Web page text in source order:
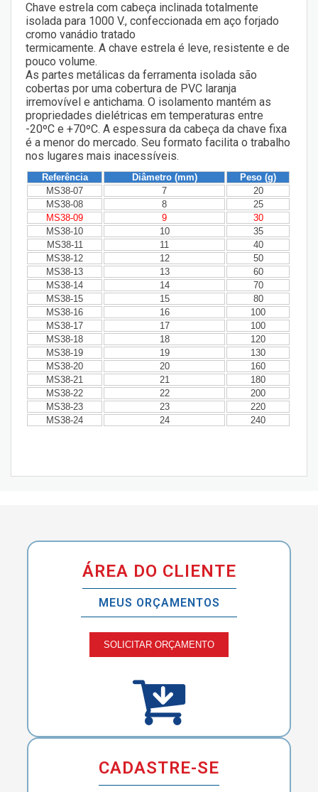
Chave estrela com cabeça inclinada totalmente
isolada para 1000 V., confeccionada em aço forjado
cromo vanádio tratado
termicamente. A chave estrela é leve, resistente e de
pouco volume.
As partes metálicas da ferramenta isolada são
cobertas por uma cobertura de PVC laranja
irremovível e antichama. O isolamento mantém as
propriedades dielétricas em temperaturas entre
-20ºC e +70ºC. A espessura da cabeça da chave fixa
é a menor do mercado. Seu formato facilita o trabalho
nos lugares mais inacessíveis.
Referência Diâmetro (mm)
Peso (g)
MS38-07
7
20
MS38-08
8
25
MS38-09
9
30
MS38-10
10
35
MS38-11
11
40
MS38-12
12
50
MS38-13
13
60
MS38-14
14
70
MS38-15
15
80
MS38-16
16
100
MS38-17
17
100
MS38-18
18
120
MS38-19
19
130
MS38-20
20
160
MS38-21
21
180
MS38-22
22
200
MS38-23
23
220
MS38-24
24 240
ÁREA DO CLIENTE
MEUS ORÇAMENTOS
SOLICITAR ORÇAMENTO
CADASTRE-SE